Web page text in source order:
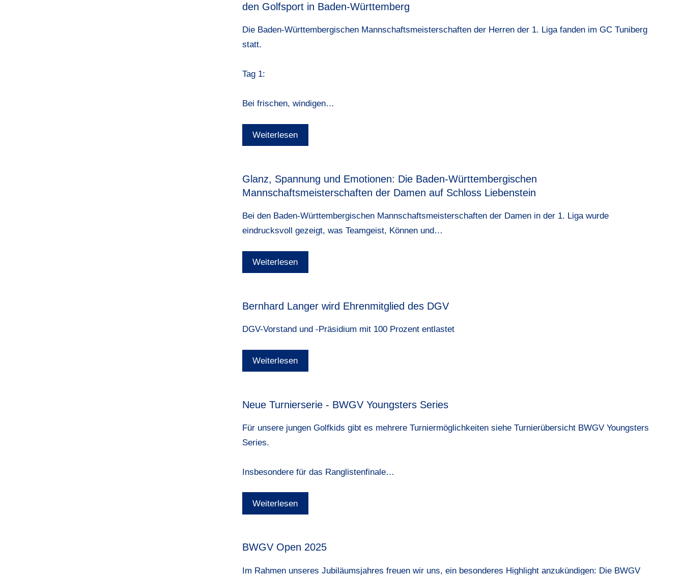
den Golfsport in Baden-Württemberg
Die Baden-Württembergischen Mannschaftsmeisterschaften der Herren der 1. Liga fanden im GC Tuniberg
statt.
Tag 1:
Bei frischen, windigen…
Weiterlesen
Glanz, Spannung und Emotionen: Die Baden-Württembergischen
Mannschaftsmeisterschaften der Damen auf Schloss Liebenstein
Bei den Baden-Württembergischen Mannschaftsmeisterschaften der Damen in der 1. Liga wurde
eindrucksvoll gezeigt, was Teamgeist, Können und…
Weiterlesen
Bernhard Langer wird Ehrenmitglied des DGV
DGV-Vorstand und -Präsidium mit 100 Prozent entlastet
Weiterlesen
Neue Turnierserie - BWGV Youngsters Series
Für unsere jungen Golfkids gibt es mehrere Turniermöglichkeiten siehe Turnierübersicht BWGV Youngsters
Series.
Insbesondere für das Ranglistenfinale…
Weiterlesen
BWGV Open 2025
Im Rahmen unseres Jubiläumsjahres freuen wir uns, ein besonderes Highlight anzukündigen: Die BWGV